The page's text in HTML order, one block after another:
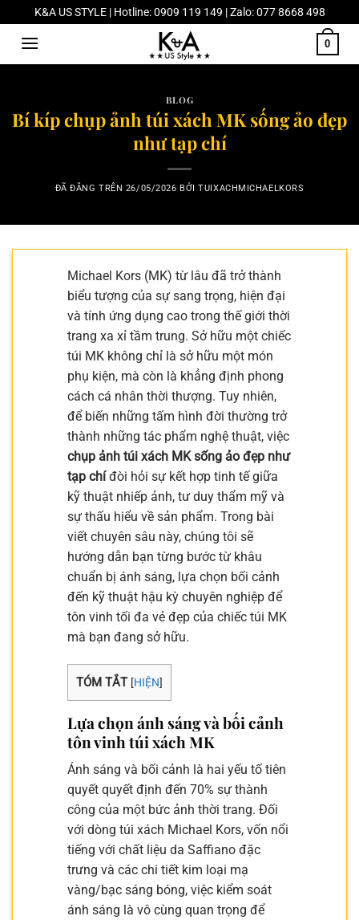
Chuyển
đến
dung
K&A US STYLE | Hotline: 0909 119 149 | Zalo: 077 8668 498
0
BLOG
Bí kíp chụp ảnh túi xách MK sống ảo đẹp
như tạp chí
ĐÃ ĐĂNG TRÊN 26/05/2026 BỞITUIXACHMICHAELKORS
Michael Kors (MK) từ lâu đã trở thành
biểu tượng của sự sang trọng, hiện đại
và tính ứng dụng cao trong thế giới thời
trang xa xỉ tầm trung. Sở hữu một chiếc
túi MK không chỉ là sở hữu một món
phụ kiện, mà còn là khẳng định phong
cách cá nhân thời thượng. Tuy nhiên,
để biến những tấm hình đời thường trở
thành những tác phẩm nghệ thuật, việc
chụp ảnh túi xách MK sống ảo đẹp như
tạp chíđòi hỏi sự kết hợp tinh tế giữa
kỹ thuật nhiếp ảnh, tư duy thẩm mỹ và
sự thấu hiểu về sản phẩm. Trong bài
viết chuyên sâu này, chúng tôi sẽ
hướng dẫn bạn từng bước từ khâu
chuẩn bị ánh sáng, lựa chọn bối cảnh
đến kỹ thuật hậu kỳ chuyên nghiệp để
tôn vinh tối đa vẻ đẹp của chiếc túi MK
mà bạn đang sở hữu.
TÓM TẮT [HIỆN]
Lựa chọn ánh sáng và bối cảnh
tôn vinh túi xách MK
Ánh sáng và bối cảnh là hai yếu tố tiên
quyết quyết định đến 70% sự thành
công của một bức ảnh thời trang. Đối
với dòng túi xách Michael Kors, vốn nổi
tiếng với chất liệu da Saffiano đặc
trưng và các chi tiết kim loại mạ
vàng/bạc sáng bóng, việc kiểm soát
ánh sáng là vô cùng quan trọng để